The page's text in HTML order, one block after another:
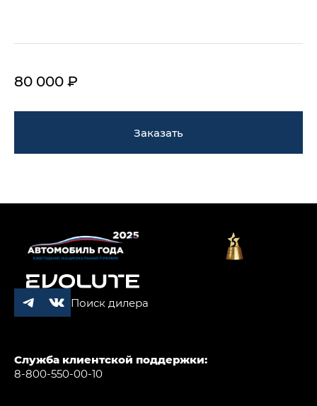
80 000 ₽
Заказать
Поиск дилера
Служба клиентской поддержки:
8-800-550-00-10